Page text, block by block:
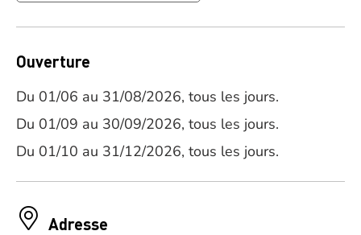
Ouverture
Du 01/06 au 31/08/2026, tous les jours.
Du 01/09 au 30/09/2026, tous les jours.
Du 01/10 au 31/12/2026, tous les jours.
Adresse